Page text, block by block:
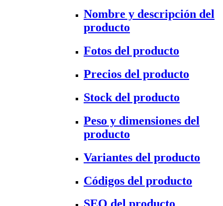
Nombre y descripción del
producto
Fotos del producto
Precios del producto
Stock del producto
Peso y dimensiones del
producto
Variantes del producto
Códigos del producto